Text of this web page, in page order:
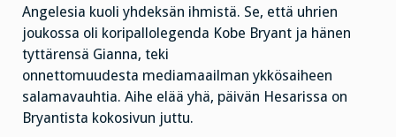
Angelesia kuoli yhdeksän ihmistä. Se, että uhrien
joukossa oli koripallolegenda Kobe Bryant ja hänen
tyttärensä Gianna, teki
onnettomuudesta mediamaailman ykkösaiheen
salamavauhtia. Aihe elää yhä, päivän Hesarissa on
Bryantista kokosivun juttu.